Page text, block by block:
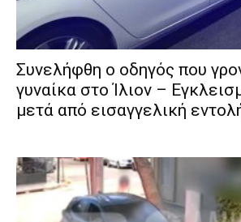
Συνελήφθη ο οδηγός που
γυναίκα στο Ίλιον –
μετά από εισαγγελική